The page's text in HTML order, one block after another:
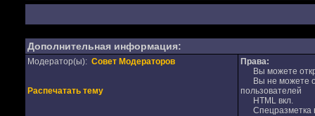
Дополнительная информация:
Модератор(ы): Совет Модераторов
Распечатать тему
Права:
Вы можете
Вы не можете
пользователей
HTML вкл.
Спецразметка